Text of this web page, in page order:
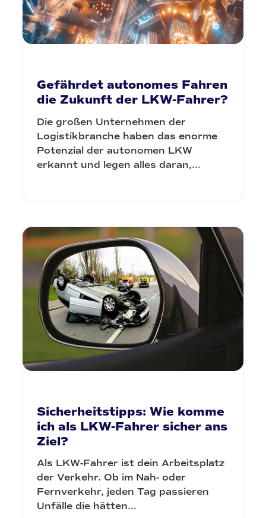
Gefährdet autonomes Fahren
die Zukunft der LKW-Fahrer?
Die großen Unternehmen der
Logistikbranche haben das enorme
Potenzial der autonomen LKW
erkannt und legen alles daran,...
Sicherheitstipps: Wie komme
ich als LKW-Fahrer sicher ans
Ziel?
Als LKW-Fahrer ist dein Arbeitsplatz
der Verkehr. Ob im Nah- oder
Fernverkehr, jeden Tag passieren
Unfälle die hätten...